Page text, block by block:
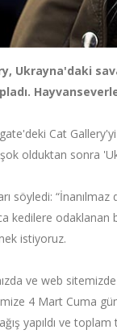
Ukrayna'daki
Cat
şok olduktan sonra
söyledi:
kedilere
istiyoruz.
ve web
4 Mart Cuma
yapıldı ve